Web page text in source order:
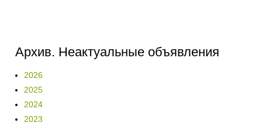
Архив. Неактуальные объявления
2026
2025
2024
2023